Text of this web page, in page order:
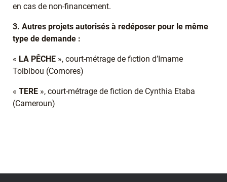
en cas de non-financement.
3. Autres projets autorisés à redéposer pour le même
type de demande :
« LA PÊCHE », court-métrage de fiction d’Imame
Toibibou (Comores)
« TERE », court-métrage de fiction de Cynthia Etaba
(Cameroun)